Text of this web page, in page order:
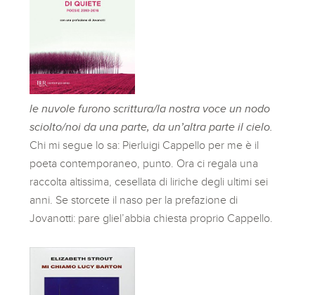
le nuvole furono scrittura/la nostra voce un nodo
sciolto/noi da una parte, da un’altra parte il cielo.
Chi mi segue lo sa: Pierluigi Cappello per me è il
poeta contemporaneo, punto. Ora ci regala una
raccolta altissima, cesellata di liriche degli ultimi sei
anni. Se storcete il naso per la prefazione di
Jovanotti: pare gliel’abbia chiesta proprio Cappello.